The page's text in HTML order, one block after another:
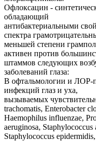
Офлоксацин -
обладающий
антибактериальными
спектра
меньшей степени
активен против
штаммов следующих
заболеваний глаза:
В офтальмологии и ЛОР-
инфекций глаз и уха,
вызываемых
trachomatis, Enterobacter
Haemophilus influenzae,
aeruginosa, Staphylococcus
Staphylococcus